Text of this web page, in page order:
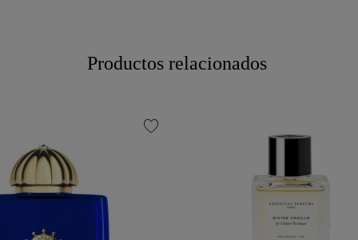
Productos relacionados